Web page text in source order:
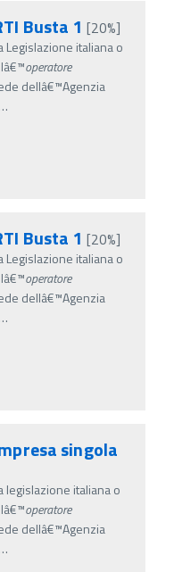
Busta 1 [20%]
italiana o
operatore
dellâ€™Agenzia
…
Busta 1 [20%]
italiana o
operatore
dellâ€™Agenzia
…
singola
legislazione italiana o
operatore
dellâ€™Agenzia
…